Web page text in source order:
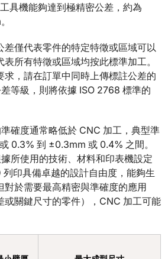
具機能夠達到極精密公差，約為
差僅代表零件的特定特徵或區域可以
所有特徵或區域均按此標準加工。
求，請在訂單中同時上傳標註公差的
等級，則將依據 ISO 2768 標準的
確度通常略低於 CNC 加工，典型準
0.3% 到 ±0.3mm 或 0.4% 之間。
所使用的技術、材料和印表機設定
印具備卓越的設計自由度，能夠生
對於需要最高精密與準確度的應用
或關鍵尺寸的零件），CNC 加工可能